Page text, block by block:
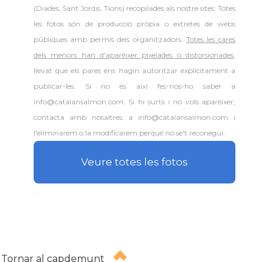
(Diades, Sant Jordis, Tions) recopilades als nostre sites. Totes
les fotos són de producció pròpia o extretes de webs
públiques amb permís dels organitzadors.Totes les cares
dels menors han d'aparèixer pixelades o distorsionades,
llevat que els pares ens hagin autoritzar explícitament a
publicar-les. Si no és així fes-nos-ho saber a
info@catalansalmon.com. Si hi surts i no vols aparèixer,
contacta amb nosaltres a info@catalansalmon.com i
l'eliminarem o la modificarem perquè no se't reconegui.
Veure totes les fotos
Tornar al capdemunt